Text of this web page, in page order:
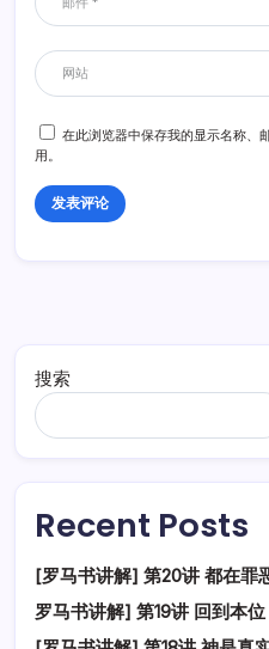
在此浏览器中保存我的显示名称、
用。
搜索
Recent Posts
[罗马书讲解] 第20讲 都在罪
罗马书讲解] 第19讲 回到本位